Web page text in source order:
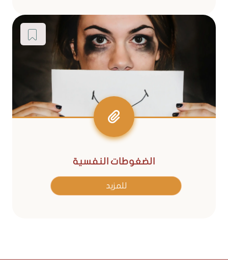
الضغوطات النفسية
للمزيد